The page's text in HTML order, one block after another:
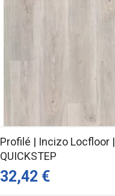
Profilé | Incizo Locfloor |
QUICKSTEP
32,42 €